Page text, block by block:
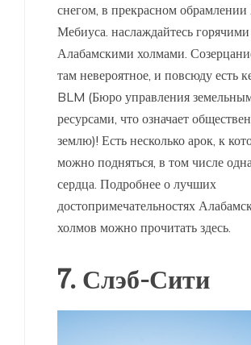
снегом, в прекрасном
Мебиуса. наслаждайтесь горячими
Алабамскими холмами.
там невероятное, и повсюду есть
BLM (Бюро управления
ресурсами, что означает
землю)! Есть несколько арок, к
можно подняться, в том числе
сердца. Подробнее о лучших
достопримечательностях
холмов можно прочитать здесь.
7. Слэб-Сити